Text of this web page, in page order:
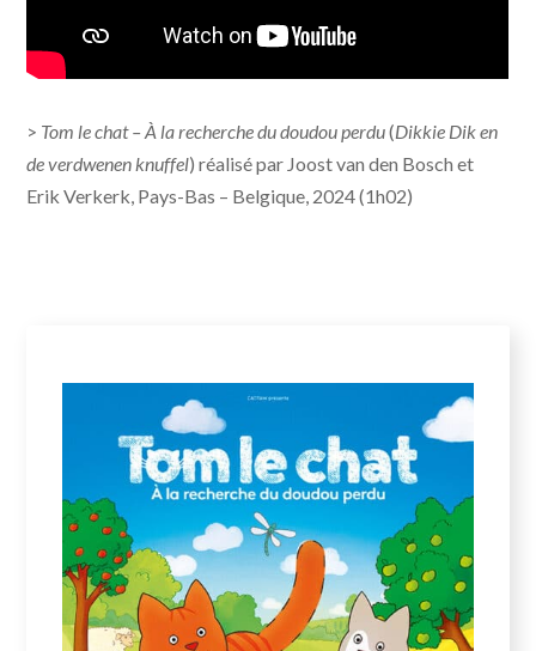
> Tom le chat – À la recherche du doudou perdu(Dikkie Dik en
de verdwenen knuffel) réalisé par Joost van den Bosch et
Erik Verkerk, Pays-Bas – Belgique, 2024 (1h02)